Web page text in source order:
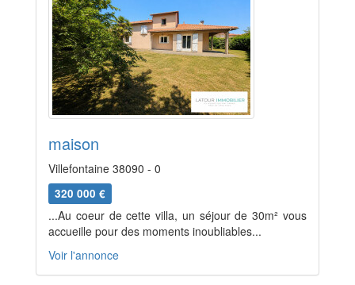
maison
Villefontaine 38090 - 0
320 000 €
...Au coeur de cette villa, un séjour de 30m² vous
accueille pour des moments inoubliables...
Voir l'annonce